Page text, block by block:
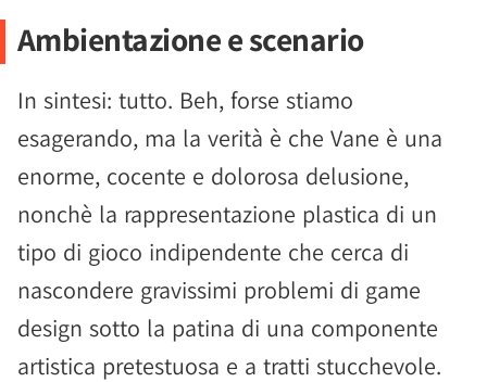
Ambientazione e scenario
In sintesi: tutto. Beh, forse stiamo
esagerando, ma la verità è che Vane è una
enorme, cocente e dolorosa delusione,
nonchè la rappresentazione plastica di un
tipo di gioco indipendente che cerca di
nascondere gravissimi problemi di game
design sotto la patina di una componente
artistica pretestuosa e a tratti stucchevole.